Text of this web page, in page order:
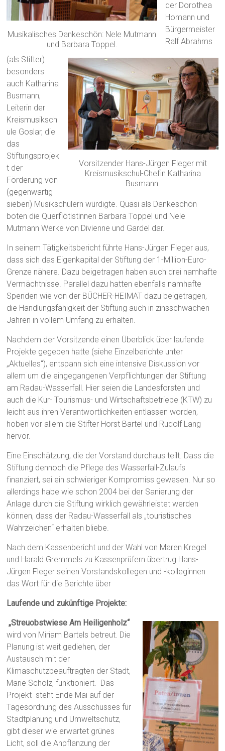
Musikalisches Dankeschön: Nele Mutmann
und Barbara Toppel.
Vorsitzender Hans-Jürgen Fleger mit
Kreismusikschul-Chefin Katharina
Busmann.
der Dorothea
Homann und
Bürgermeister
Ralf Abrahms
(als Stifter)
besonders
auch Katharina
Busmann,
Leiterin der
Kreismusiksch
ule Goslar, die
das
Stiftungsprojek
t der
Förderung von
(gegenwärtig
sieben) Musikschülern würdigte. Quasi als Dankeschön
boten die Querflötistinnen Barbara Toppel und Nele
Mutmann Werke von Divienne und Gardel dar.
In seinem Tätigkeitsbericht führte Hans-Jürgen Fleger aus,
dass sich das Eigenkapital der Stiftung der 1-Million-Euro-
Grenze nähere. Dazu beigetragen haben auch drei namhafte
Vermächtnisse. Parallel dazu hatten ebenfalls namhafte
Spenden wie von der BÜCHER-HEIMAT dazu beigetragen,
die Handlungsfähigkeit der Stiftung auch in zinsschwachen
Jahren in vollem Umfang zu erhalten.
Nachdem der Vorsitzende einen Überblick über laufende
Projekte gegeben hatte (siehe Einzelberichte unter
„Aktuelles“), entspann sich eine intensive Diskussion vor
allem um die eingegangenen Verpflichtungen der Stiftung
am Radau-Wasserfall. Hier seien die Landesforsten und
auch die Kur- Tourismus- und Wirtschaftsbetriebe (KTW) zu
leicht aus ihren Verantwortlichkeiten entlassen worden,
hoben vor allem die Stifter Horst Bartel und Rudolf Lang
hervor.
Eine Einschätzung, die der Vorstand durchaus teilt. Dass die
Stiftung dennoch die Pflege des Wasserfall-Zulaufs
finanziert, sei ein schwieriger Kompromiss gewesen. Nur so
allerdings habe wie schon 2004 bei der Sanierung der
Anlage durch die Stiftung wirklich gewährleistet werden
können, dass der Radau-Wasserfall als „touristisches
Wahrzeichen“ erhalten bliebe.
Nach dem Kassenbericht und der Wahl von Maren Kregel
und Harald Gremmels zu Kassenprüfern übertrug Hans-
Jürgen Fleger seinen Vorstandskollegen und -kolleginnen
das Wort für die Berichte über
Laufende und zukünftige Projekte:
„Streuobstwiese Am Heiligenholz“
wird von Miriam Bartels betreut. Die
Planung ist weit gediehen, der
Austausch mit der
Klimaschutzbeauftragten der Stadt,
Marie Scholz, funktioniert. Das
Projekt steht Ende Mai auf der
Tagesordnung des Ausschusses für
Stadtplanung und Umweltschutz,
gibt dieser wie erwartet grünes
Licht, soll die Anpflanzung der